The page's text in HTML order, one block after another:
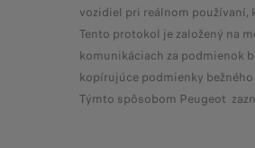
vozidiel pri reálnom používaní,
Tento protokol je založený na
komunikáciach za podmienok
kopírujúce podmienky
Týmto spôsobom Peugeot